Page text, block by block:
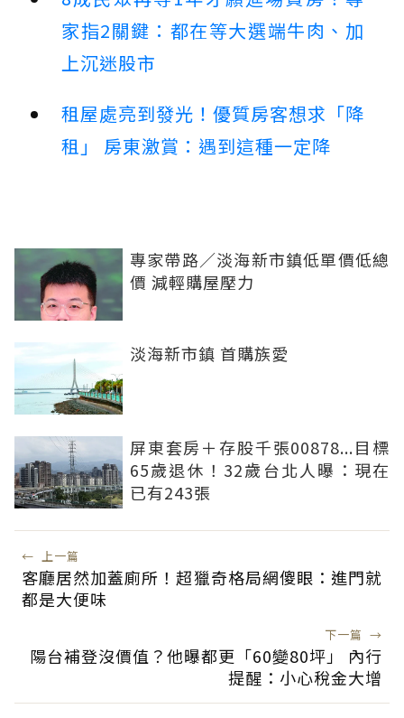
家指2關鍵：都在等大選端牛肉、加
上沉迷股市
租屋處亮到發光！優質房客想求「降
租」 房東激賞：遇到這種一定降
專家帶路／淡海新市鎮低單價低總
價 減輕購屋壓力
淡海新市鎮 首購族愛
屏東套房＋存股千張00878...目標
65歲退休！32歲台北人曝：現在
已有243張
← 上一篇
客廳居然加蓋廁所！超獵奇格局網傻眼：進門就
都是大便味
下一篇 →
陽台補登沒價值？他曝都更「60變80坪」 內行
提醒：小心稅金大增